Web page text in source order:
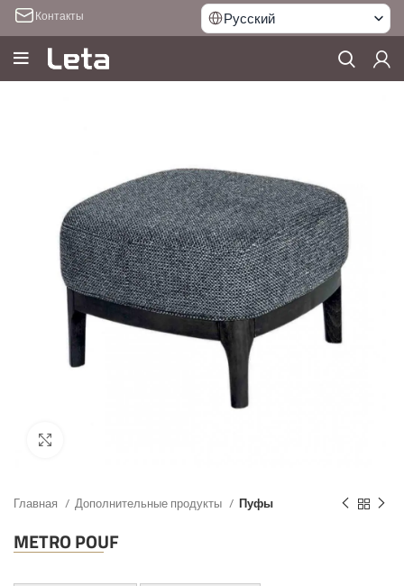
Контакты Русский
Главная Дополнительные продукты Пуфы
METRO POUF